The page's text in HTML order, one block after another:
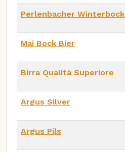
Perlenbacher Winterbock
Mai Bock Bier
Birra Qualità Superiore
Argus Silver
Argus Pils